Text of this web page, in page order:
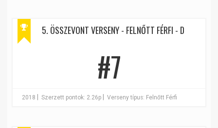
5. ÖSSZEVONT VERSENY - FELNŐTT FÉRFI - D
#7
2018 Szerzett pontok: 2.26p Verseny típus: Felnőtt Férfi